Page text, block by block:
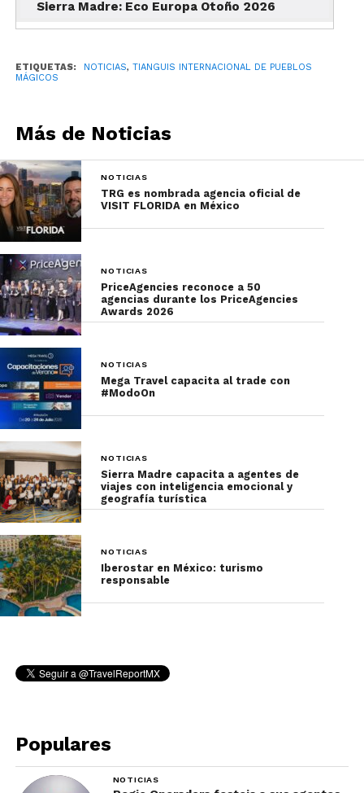
del mundo.
Tianguis Internacional de Pueblos Mágicos, te
en México.
Sierra Madre: Eco Europa Otoño 2026
ETIQUETAS: NOTICIAS, TIANGUIS INTERNACIONAL DE PUEBLOS
MÁGICOS
Más de Noticias
NOTICIAS
TRG es nombrada agencia oficial de
VISIT FLORIDA en México
NOTICIAS
PriceAgencies reconoce a 50
agencias durante los PriceAgencies
Awards 2026
NOTICIAS
Mega Travel capacita al trade con
#ModoOn
NOTICIAS
Sierra Madre capacita a agentes de
viajes con inteligencia emocional y
geografía turística
NOTICIAS
Iberostar en México: turismo
responsable
Populares
NOTICIAS